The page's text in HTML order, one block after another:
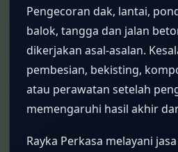
Pengecoran dak, lantai,
balok, tangga dan jalan
dikerjakan asal-asalan.
pembesian, bekisting,
atau perawatan setelah
memengaruhi hasil akhir
Rayka Perkasa melayani